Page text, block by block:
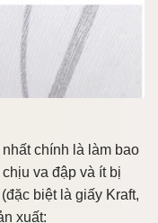
chính là làm bao
va đập và ít bị
biệt là giấy Kraft,
xuất: